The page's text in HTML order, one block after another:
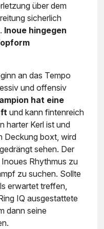
über dem
sicherlich
Inoue hingegen
an das Tempo
und offensiv
hat eine
und kann fintenreich
harter Kerl ist und
Deckung boxt, wird
sehen. Der
Rhythmus zu
zu suchen. Sollte
erwartet treffen,
IQ ausgestattete
dann seine